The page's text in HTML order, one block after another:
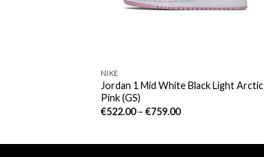
NIKE
Jordan 1 Mid White Black Light Arctic
Pink (GS)
€522.00– €759.00